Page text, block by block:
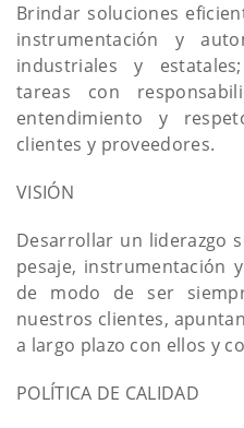
Brindar soluciones
instrumentación y
industriales y
tareas con
entendimiento y
clientes y proveedores.
VISIÓN
Desarrollar un liderazgo
pesaje, instrumentación
de modo de ser
nuestros clientes,
a largo plazo con ellos y
POLÍTICA DE CALIDAD